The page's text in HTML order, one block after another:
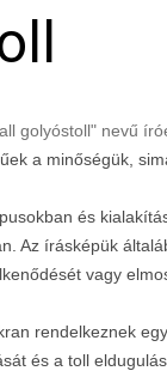
golyóstoll" nevű
a minőségük,
és
Az írásképük
vagy
rendelkeznek
és a toll